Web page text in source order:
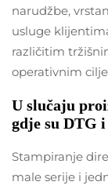
narudžbe,
usluge
različitim
operativnim
U slučaju
gdje su DTG
Stampiranje
male serije i